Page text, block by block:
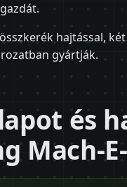
hajtással,
gyártják.
és
Mach-